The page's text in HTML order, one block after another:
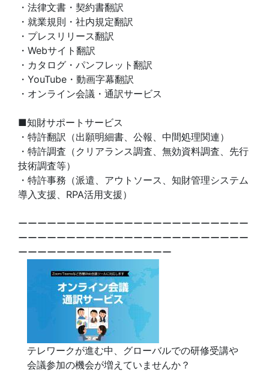
・法律文書・契約書翻訳
・就業規則・社内規定翻訳
・プレスリリース翻訳
・Webサイト翻訳
・カタログ・パンフレット翻訳
・YouTube・動画字幕翻訳
・オンライン会議・通訳サービス
■知財サポートサービス
・特許翻訳（出願明細書、公報、中間処理関連）
・特許調査（クリアランス調査、無効資料調査、先行
技術調査等）
・特許事務（派遣、アウトソース、知財管理システム
導入支援、RPA活用支援）
ーーーーーーーーーーーーーーーーーーーーーーーー
ーーーーーーーーーーーーーーーーーーーーーーーー
ーーーーーーーーーーーーーーーー
テレワークが進む中、グローバルでの研修受講や
会議参加の機会が増えていませんか？